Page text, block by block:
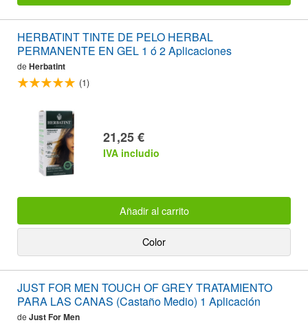
HERBATINT TINTE DE PELO HERBAL
PERMANENTE EN GEL 1 ó 2 Aplicaciones
de Herbatint
(1)
21,25 €
IVA includio
Añadir al carrito
Color
JUST FOR MEN TOUCH OF GREY TRATAMIENTO
PARA LAS CANAS (Castaño Medio) 1 Aplicación
de Just For Men